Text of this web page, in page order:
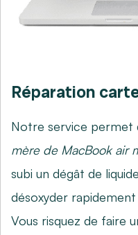
Réparation
Notre service permet
mère de MacBook air
subi un dégât de
désoxyder
Vous risquez de faire